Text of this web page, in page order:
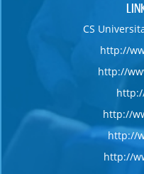
CS
http://
http://
http://
http://
http://